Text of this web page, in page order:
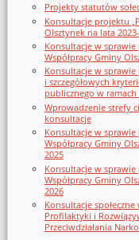
Projekty statutów
Konsultacje projektu
Olsztynek na lata
Konsultacje w sprawie
Współpracy Gminy
Konsultacje w
i szczegółowych
publicznego w
Wprowadzenie strefy
konsultacje
Konsultacje w sprawie
Współpracy Gminy
2025
Konsultacje w sprawie
Współpracy Gminy
2026
Konsultacje
Profilaktyki i
Przeciwdziałania